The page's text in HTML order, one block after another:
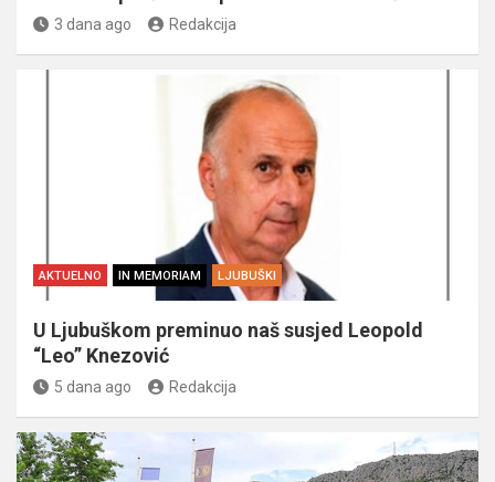
3 dana ago Redakcija
AKTUELNO IN MEMORIAM LJUBUŠKI
U Ljubuškom preminuo naš susjed Leopold
“Leo” Knezović
5 dana ago Redakcija